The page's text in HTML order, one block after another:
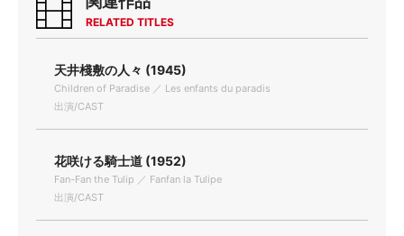
RELATED TITLES
天井棧敷の人々 (1945)
Children of Paradise ／ Les enfants du paradis
出演/CAST
花咲ける騎士道 (1952)
Fan-Fan the Tulip ／ Fanfan la Tulipe
出演/CAST